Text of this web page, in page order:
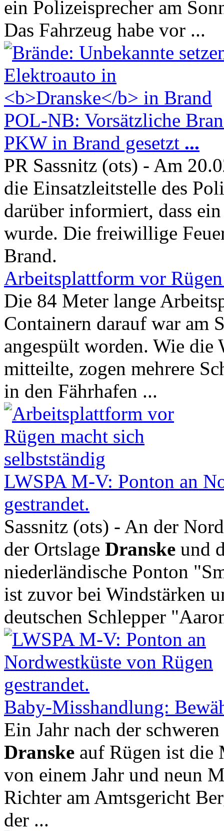
ein Polizeisprecher am
Das Fahrzeug habe vor ...
POL-NB: Vorsätzliche
PKW in Brand gesetzt ...
PR Sassnitz (ots) - Am
die Einsatzleitstelle des
darüber informiert, dass
wurde. Die freiwillige
Brand.
Arbeitsplattform vor
Die 84 Meter lange
Containern darauf war am
angespült worden. Wie die
mitteilte, zogen mehrere
in den Fährhafen ...
LWSPA M-V: Ponton an
gestrandet.
Sassnitz (ots) - An der
der Ortslage Dranske und
niederländische Ponton
ist zuvor bei Windstärken
deutschen Schlepper
Baby-Misshandlung:
Ein Jahr nach der
Dranske auf Rügen ist die
von einem Jahr und neun
Richter am Amtsgericht
der ...